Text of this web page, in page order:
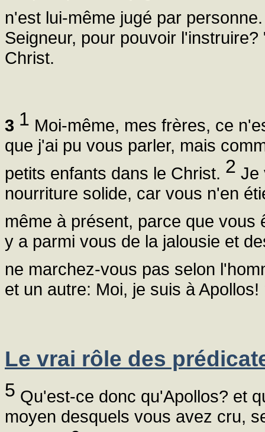
n'est lui-même jugé par
Seigneur, pour pouvoir
Christ.
3 1 Moi-même, mes frères, ce
que j'ai pu vous parler, mais
petits enfants dans le Christ. 2 Je
nourriture solide, car vous n'en
même à présent, parce que
y a parmi vous de la jalousie et
ne marchez-vous pas selon
et un autre: Moi, je suis à
Le vrai rôle des
5 Qu'est-ce donc qu'Apollos? et
moyen desquels vous avez cru,